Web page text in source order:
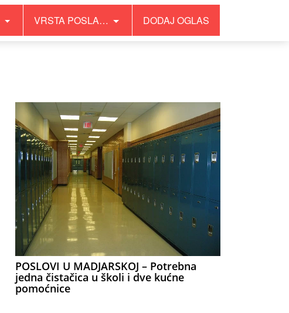
VRSTA POSLA… DODAJ OGLAS
POSLOVI U MADJARSKOJ – Potrebna
jedna čistačica u školi i dve kućne
pomoćnice